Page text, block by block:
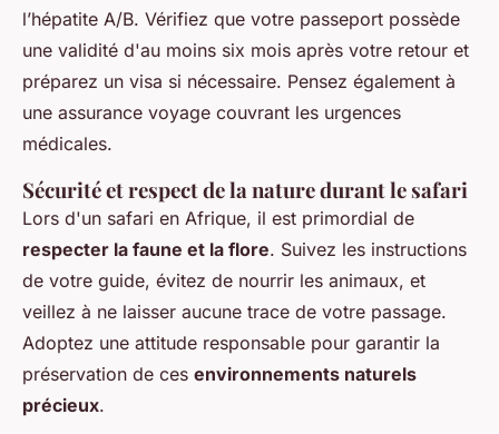
l’hépatite A/B. Vérifiez que votre passeport possède
une validité d'au moins six mois après votre retour et
préparez un visa si nécessaire. Pensez également à
une assurance voyage couvrant les urgences
médicales.
Sécurité et respect de la nature durant le safari
Lors d'un safari en Afrique, il est primordial de
respecter la faune et la flore. Suivez les instructions
de votre guide, évitez de nourrir les animaux, et
veillez à ne laisser aucune trace de votre passage.
Adoptez une attitude responsable pour garantir la
préservation de ces environnements naturels
précieux.